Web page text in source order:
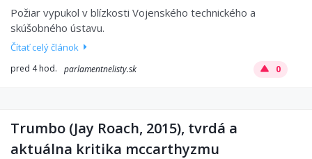
Požiar vypukol v blízkosti Vojenského technického a
skúšobného ústavu.
Čítať celý článok
pred 4 hod. parlamentnelisty.sk 0
Trumbo (Jay Roach, 2015), tvrdá a
aktuálna kritika mccarthyzmu